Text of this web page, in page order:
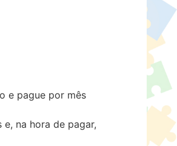
e pague por mês
na hora de pagar,